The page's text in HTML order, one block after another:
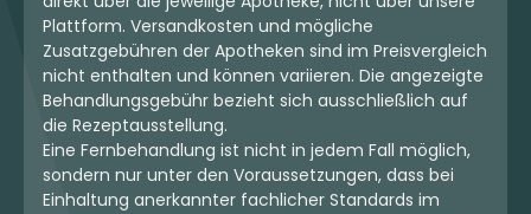
Plattform. Versandkosten und mögliche
Zusatzgebühren der Apotheken sind im Preisvergleich
nicht enthalten und können variieren. Die angezeigte
Behandlungsgebühr bezieht sich ausschließlich auf
die Rezeptausstellung.
Eine Fernbehandlung ist nicht in jedem Fall möglich,
sondern nur unter den Voraussetzungen, dass bei
Einhaltung anerkannter fachlicher Standards im